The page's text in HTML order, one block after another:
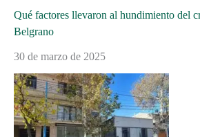
Qué factores llevaron al hundimiento del
Belgrano
30 de marzo de 2025